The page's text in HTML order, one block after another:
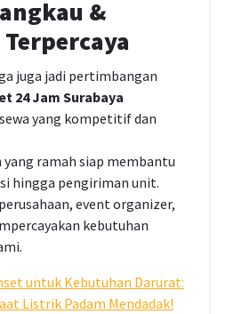
&
juga jadi pertimbangan
24 Jam Surabaya
yang kompetitif dan
yang ramah siap membantu
hingga pengiriman unit.
event organizer,
kebutuhan
untuk Kebutuhan Darurat:
Listrik Padam Mendadak!